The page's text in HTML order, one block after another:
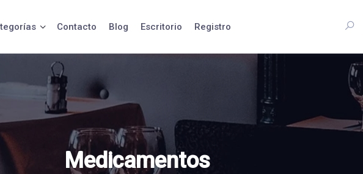
Contacto Blog Escritorio Registro
Medicamentos